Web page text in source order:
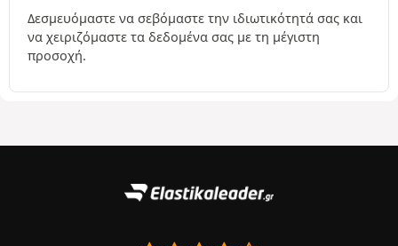
Δεσμευόμαστε να σεβόμαστε την ιδιωτικότητά σας και
να χειριζόμαστε τα δεδομένα σας με τη μέγιστη
προσοχή.